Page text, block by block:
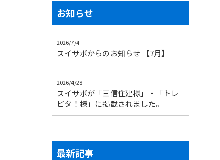
お知らせ
2026/7/4
スイサポからのお知らせ 【7月】
2026/4/28
スイサポが「三信住建様」・「トレ
ピタ！様」に掲載されました。
最新記事